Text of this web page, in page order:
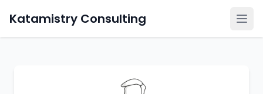
Katamistry Consulting